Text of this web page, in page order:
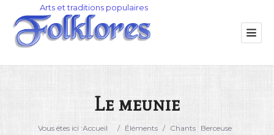
Catégorie
Le meunie
Vous êtes ici :Accueil / Éléments / Chants
Berceuse